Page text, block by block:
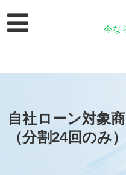
今な
自社ローン対象
（分割24回のみ）